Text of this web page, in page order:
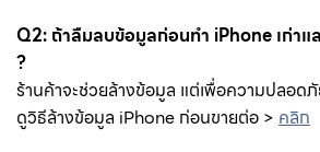
Q2: ถ้าลืมลบข้อมูลก่อนทำ iPhone เก่าแล
?
ร้านค้าจะช่วยล้างข้อมูล แต่เพื่อความปลอด
ดูวิธีล้างข้อมูล iPhone ก่อนขายต่อ > คลิก